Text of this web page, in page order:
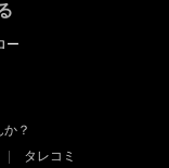
？
タレコミ